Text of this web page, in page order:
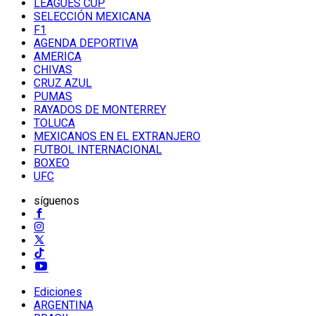
LEAGUES CUP
SELECCIÓN MEXICANA
F1
AGENDA DEPORTIVA
AMERICA
CHIVAS
CRUZ AZUL
PUMAS
RAYADOS DE MONTERREY
TOLUCA
MEXICANOS EN EL EXTRANJERO
FUTBOL INTERNACIONAL
BOXEO
UFC
síguenos
Ediciones
ARGENTINA